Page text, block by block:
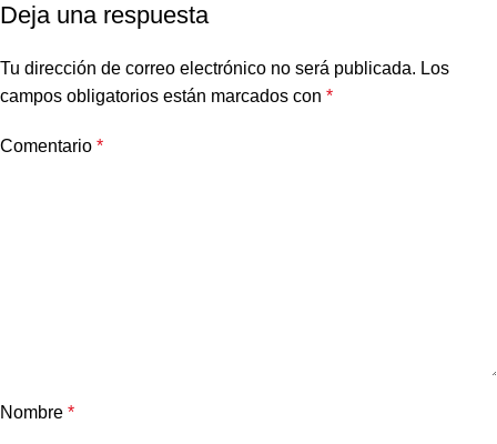
Deja una respuesta
Tu dirección de correo electrónico no será publicada. Los
campos obligatorios están marcados con *
Comentario *
Nombre *